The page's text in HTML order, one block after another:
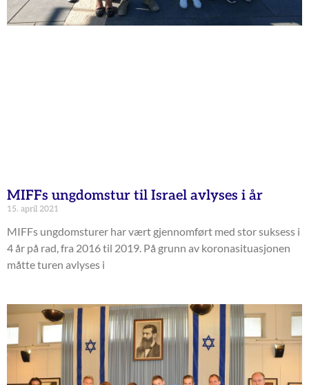
MIFFs ungdomstur til Israel avlyses i år
15. april 2021
MIFFs ungdomsturer har vært gjennomført med stor suksess i
4 år på rad, fra 2016 til 2019. På grunn av koronasituasjonen
måtte turen avlyses i